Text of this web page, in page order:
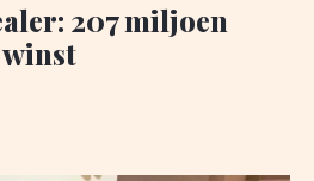
207 miljoen
winst